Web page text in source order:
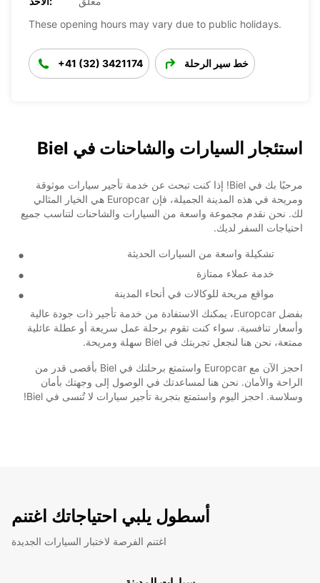
These opening hours may vary due to public holidays.
+41 (32) 3421174 خط سير الرحلة
استئجار السيارات والشاحنات في Biel
مرحبًا بك في Biel! إذا كنت تبحث عن خدمة تأجير سيارات موثوقة
ومريحة في هذه المدينة الجميلة، فإن Europcar هي الخيار المثالي
لك. نحن نقدم مجموعة واسعة من السيارات والشاحنات لتناسب جميع
احتياجات السفر لديك.
تشكيلة واسعة من السيارات الحديثة
خدمة عملاء ممتازة
مواقع مريحة للوكالات في أنحاء المدينة
بفضل Europcar، يمكنك الاستفادة من خدمة تأجير ذات جودة عالية
وأسعار تنافسية. سواء كنت تقوم برحلة عمل سريعة أو عطلة عائلية
ممتعة، نحن هنا لنجعل تجربتك في Biel سهلة ومريحة.
احجز الآن مع Europcar واستمتع برحلتك في Biel بأقصى قدر من
الراحة والأمان. نحن هنا لمساعدتك في الوصول إلى وجهتك بأمان
وسلاسة. احجز اليوم واستمتع بتجربة تأجير سيارات لا تُنسى في Biel!
أسطول يلبي احتياجاتك اغتنم
اغتنم الفرصة لاختبار السيارات الجديدة